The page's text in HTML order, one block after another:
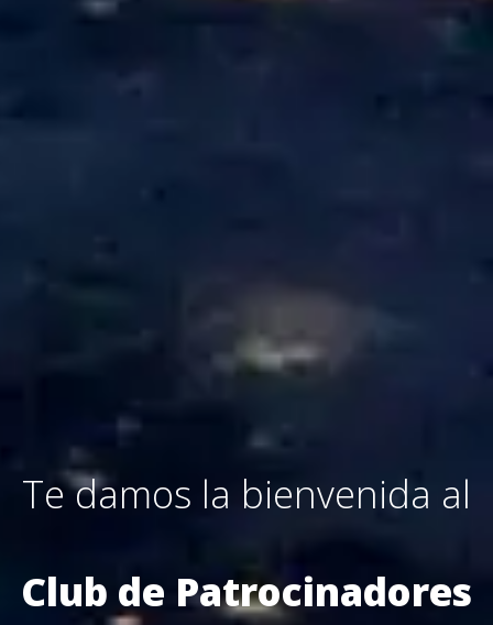
Te damos la bienvenida al
Club de Patrocinadores